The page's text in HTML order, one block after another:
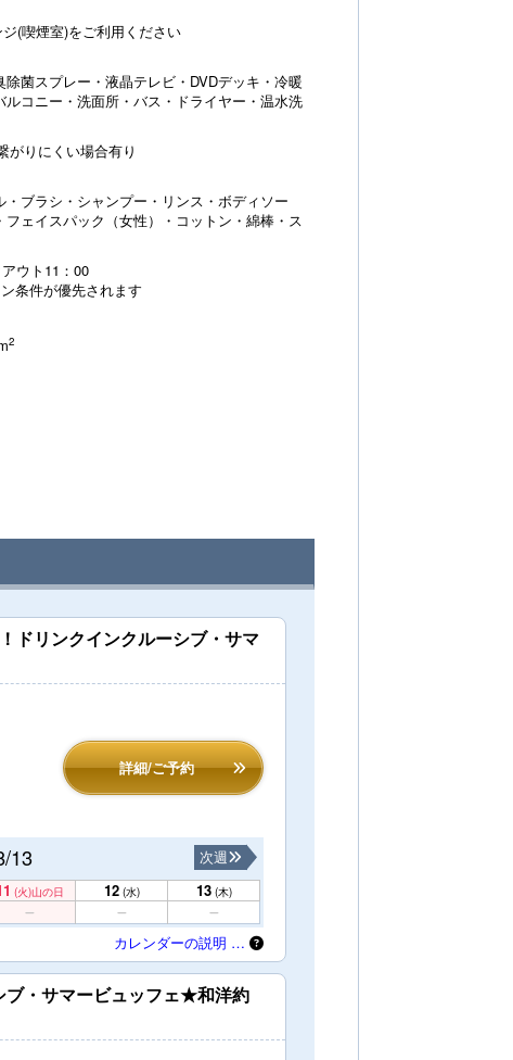
(喫煙室)をご利用ください
菌スプレー・液晶テレビ・DVDデッキ・冷暖
コニー・洗面所・バス・ドライヤー・温水洗
がりにくい場合有り
ブラシ・シャンプー・リンス・ボディソー
ェイスパック（女性）・コットン・綿棒・ス
ウト11：00
条件が優先されます
2
ドリンクインクルーシブ・サマ
詳細/ご予約
13
次週
(火)山の日 12 (水) 13 (木)
カレンダーの説明 …
ブ・サマービュッフェ★和洋約